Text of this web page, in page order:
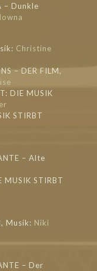
– Dunkle
Christine
– DER FILM,
DIE MUSIK
STIRBT
– Alte
MUSIK STIRBT
Musik: Niki
– Der